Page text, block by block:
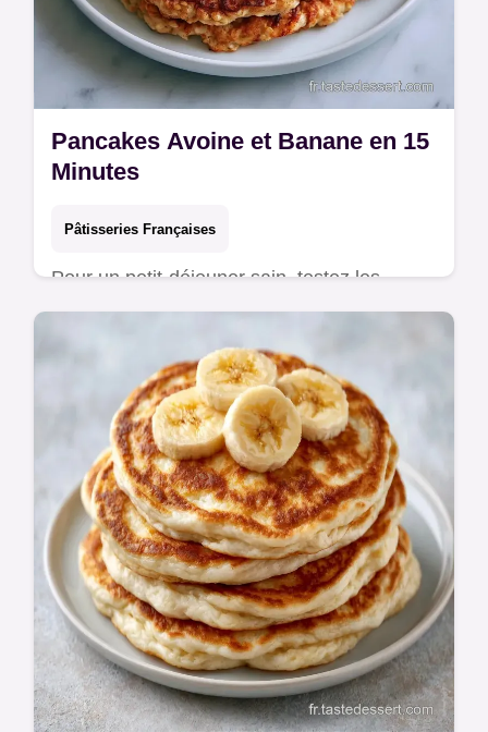
Pancakes Avoine et Banane en 15
Minutes
Pâtisseries Françaises
Pour un petit-déjeuner sain, testez les
Pancakes avoine et banane. Un tableau
détaille la méthode et la texture pour un
résultat moelleux et dense.